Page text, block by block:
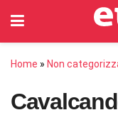
Home » Non